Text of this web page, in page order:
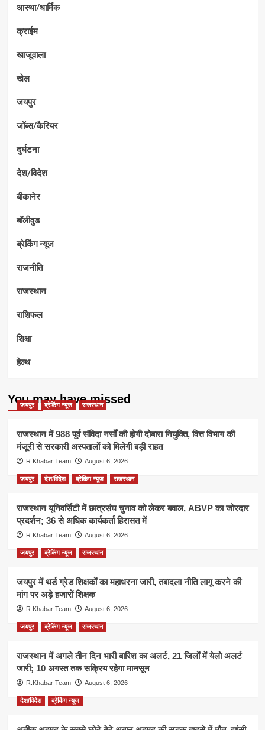
आस्था/धार्मिक
क्राईम
खाजूवाला
खेल
जयपुर
जॉब्स/कैरियर
दुर्घटना
देश/विदेश
बीकानेर
बॉलीवुड
ब्रेकिंग न्यूज
राजनीति
राजस्थान
राशिफल
शिक्षा
हेल्थ
You may have missed
जयपुर ब्रेकिंग न्यूज राजस्थान
राजस्थान में 988 पूर्व संविदा नर्सों की होगी दोबारा नियुक्ति, वित्त विभाग की
मंजूरी से सरकारी अस्पतालों को मिलेगी बड़ी राहत
R.Khabar Team August 6, 2026
जयपुर देश/विदेश ब्रेकिंग न्यूज राजस्थान
राजस्थान यूनिवर्सिटी में छात्रसंघ चुनाव को लेकर बवाल, ABVP का जोरदार
प्रदर्शन; 36 से अधिक कार्यकर्ता हिरासत में
R.Khabar Team August 6, 2026
जयपुर ब्रेकिंग न्यूज राजस्थान
जयपुर में थर्ड ग्रेड शिक्षकों का महाधरना जारी, तबादला नीति लागू करने की
मांग पर अड़े हजारों शिक्षक
R.Khabar Team August 6, 2026
जयपुर ब्रेकिंग न्यूज राजस्थान
राजस्थान में अगले तीन दिन भारी बारिश का अलर्ट, 21 जिलों में येलो अलर्ट
जारी; 10 अगस्त तक सक्रिय रहेगा मानसून
R.Khabar Team August 6, 2026
देश/विदेश ब्रेकिंग न्यूज